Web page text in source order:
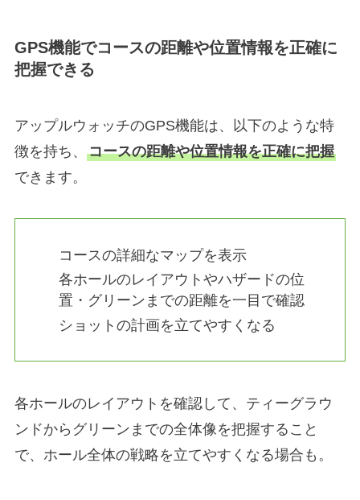
GPS機能でコースの距離や位置情報を正確に
把握できる
アップルウォッチのGPS機能は、以下のような特
徴を持ち、 コースの距離や位置情報を正確に把握
できます。
コースの詳細なマップを表示
各ホールのレイアウトやハザードの位
置・グリーンまでの距離を一目で確認
ショットの計画を立てやすくなる
各ホールのレイアウトを確認して、ティーグラウ
ンドからグリーンまでの全体像を把握すること
で、ホール全体の戦略を立てやすくなる場合も。